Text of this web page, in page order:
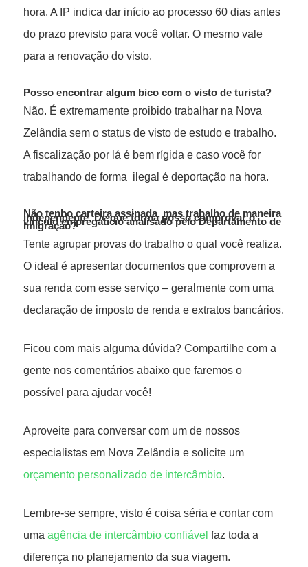
hora. A IP indica dar início ao processo 60 dias antes
do prazo previsto para você voltar. O mesmo vale
para a renovação do visto.
Posso encontrar algum bico com o visto de turista?
Não. É extremamente proibido trabalhar na Nova
Zelândia sem o status de visto de estudo e trabalho.
A fiscalização por lá é bem rígida e caso você for
trabalhando de forma ilegal é deportação na hora.
Não tenho carteira assinada, mas trabalho de maneira
independente. De que forma posso comprovar o
vínculo empregatício analisado pelo Departamento de
Imigração?
Tente agrupar provas do trabalho o qual você realiza.
O ideal é apresentar documentos que comprovem a
sua renda com esse serviço – geralmente com uma
declaração de imposto de renda e extratos bancários.
Ficou com mais alguma dúvida? Compartilhe com a
gente nos comentários abaixo que faremos o
possível para ajudar você!
Aproveite para conversar com um de nossos
especialistas em Nova Zelândia e solicite um
orçamento personalizado de intercâmbio.
Lembre-se sempre, visto é coisa séria e contar com
uma agência de intercâmbio confiável faz toda a
diferença no planejamento da sua viagem.